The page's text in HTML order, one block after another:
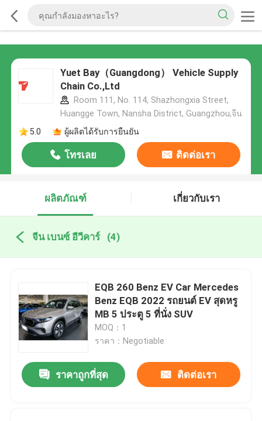
Yuet Bay（Guangdong） Vehicle Supply
Chain Co.,Ltd
Room 111, No. 114, Shazhongxia Street,
Huangge Town, Nansha District, Guangzhou,จีน
5.0
ผู้ผลิตได้รับการยืนยัน
โทรเลย ติดต่อเรา
ผลิตภัณฑ์ เกี่ยวกับเรา
จีน เบนซ์ อีวีคาร์ (4)
EQB 260 Benz EV Car Mercedes
Benz EQB 2022 รถยนต์ EV สุดหรู
MB 5 ประตู 5 ที่นั่ง SUV
MOQ：1
ราคา：Negotiable
ราคาถูกที่สุด ติดต่อเรา